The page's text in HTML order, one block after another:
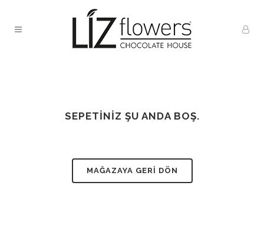
SEPETINIZ ŞU ANDA BOŞ.
MAĞAZAYA GERI DÖN